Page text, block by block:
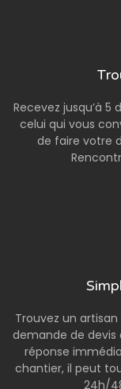
Recevez jusqu’à
celui qui vous
de faire votre
Trouvez un
demande de devis
réponse
chantier, il peut
24h/